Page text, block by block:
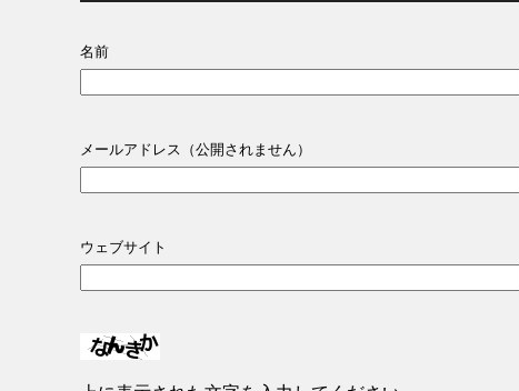
名前
メールアドレス（公開されません）
ウェブサイト